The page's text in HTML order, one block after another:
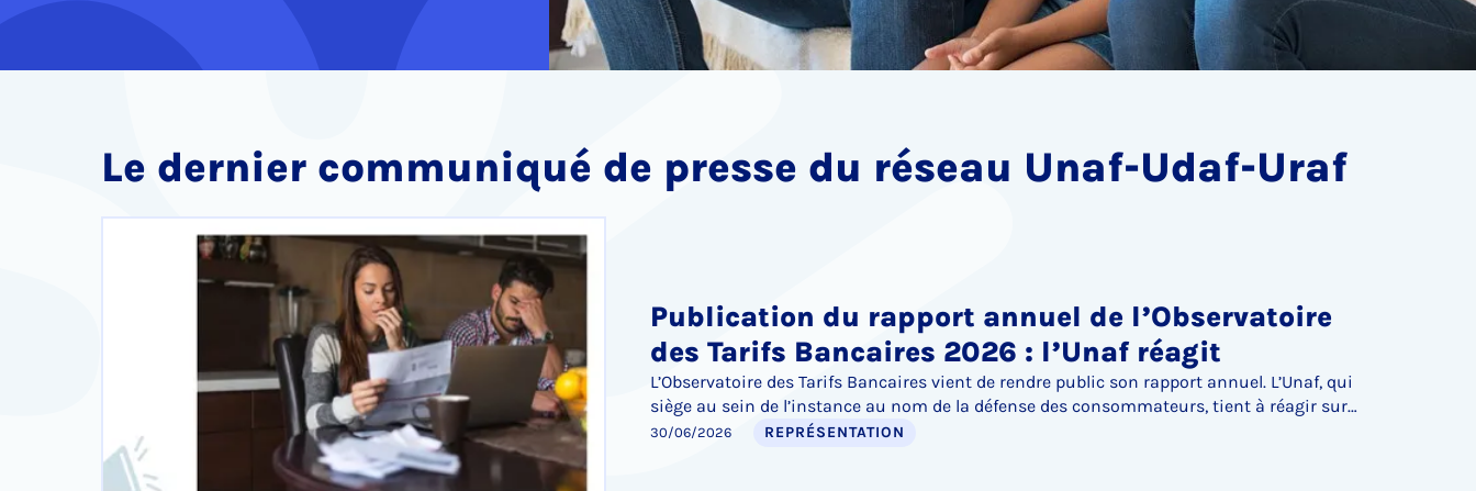
Le dernier communiqué de presse du réseau Unaf-Udaf-Uraf
Publication du rapport annuel de l’Observatoire
des Tarifs Bancaires 2026 : l’Unaf réagit
L’Observatoire des Tarifs Bancaires vient de rendre public son rapport annuel. L’Unaf, qui
siège au sein de l’instance au nom de la défense des consommateurs, tient à réagir sur
trois points : l’augmentation du coût des services bancaires, les marges de progrès de
30/06/2026 REPRÉSENTATION